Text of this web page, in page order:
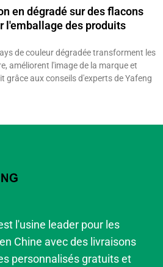
en dégradé sur des flacons
l'emballage des produits
de couleur dégradée transforment les
améliorent l'image de la marque et
aux conseils d'experts de Yafeng
l'usine leader pour les
Chine avec des livraisons
personnalisés gratuits et